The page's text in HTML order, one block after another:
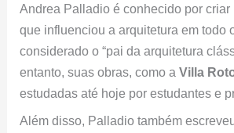
Andrea Palladio é conhecido por
que influenciou a arquitetura em todo
considerado o “pai da arquitetura
entanto, suas obras, como aVilla
estudadas até hoje por estudantes e
Além disso, Palladio também